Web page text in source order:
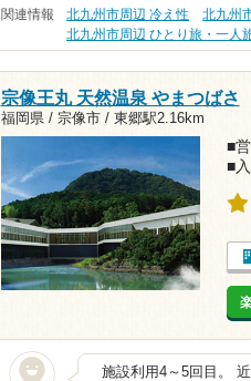
関連情報 北九州市周辺 冷え性 北九州
北九州市周辺 ひとり旅・一人
宗像王丸 天然温泉 やまつばさ
福岡県 / 宗像市 / 東郷駅2.16km
■
■
施設利用4～5回目。 近